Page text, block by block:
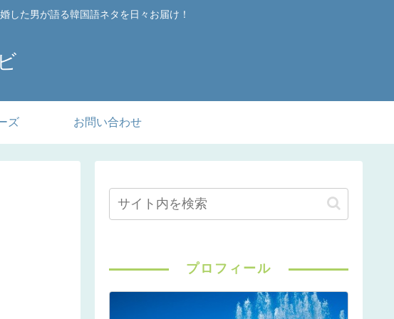
した男が語る韓国語ネタを日々お届け！
ズ お問い合わせ
プロフィール